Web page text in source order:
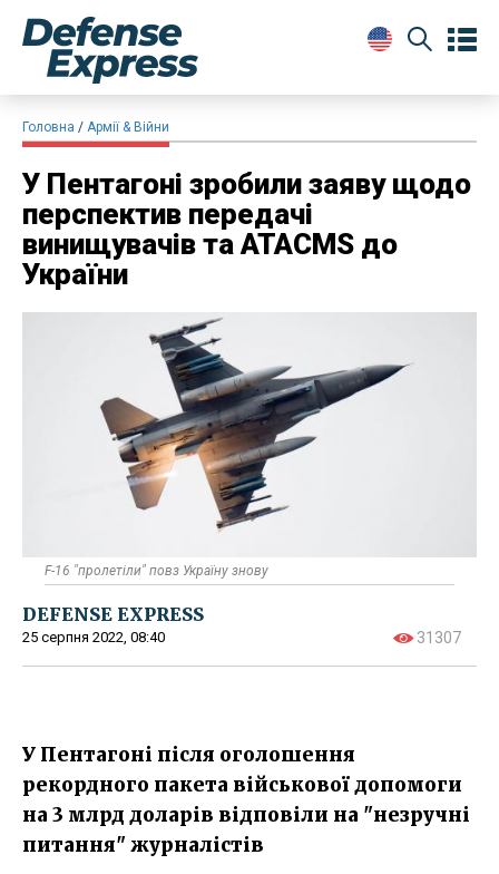
Головна Армії & Війни
У Пентагоні зробили заяву щодо
перспектив передачі
винищувачів та ATACMS до
України
F-16 "пролетіли" повз Україну знову
DEFENSE EXPRESS
25 серпня 2022, 08:40 31307
У Пентагоні після оголошення
рекордного пакета військової допомоги
на 3 млрд доларів відповіли на "незручні
питання" журналістів